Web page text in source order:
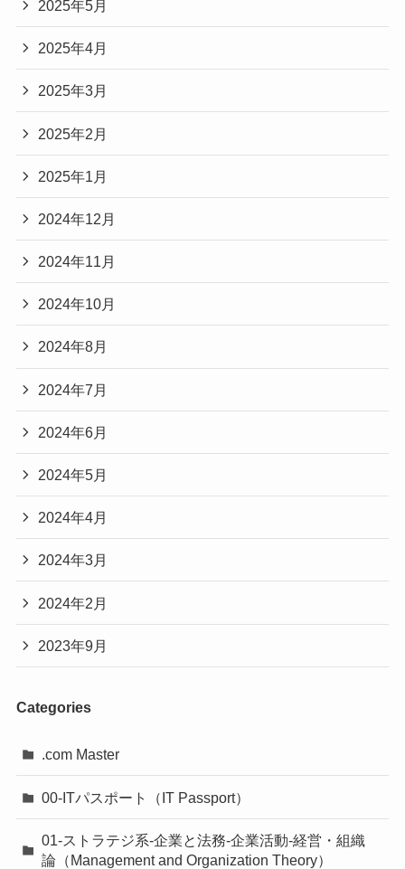
2025年5月
2025年4月
2025年3月
2025年2月
2025年1月
2024年12月
2024年11月
2024年10月
2024年8月
2024年7月
2024年6月
2024年5月
2024年4月
2024年3月
2024年2月
2023年9月
Categories
.com Master
00-ITパスポート（IT Passport）
01-ストラテジ系-企業と法務-企業活動-経営・組織
論（Management and Organization Theory）